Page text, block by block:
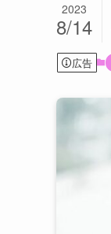
2023
8/14
広告